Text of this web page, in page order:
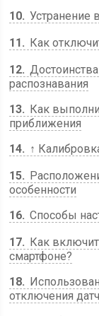
10 Устранение
11
Как
12
распознавания
13
Как
приближения
14
↑
15
особенности
16 Способы
17
Как
смартфоне?
18
отключения